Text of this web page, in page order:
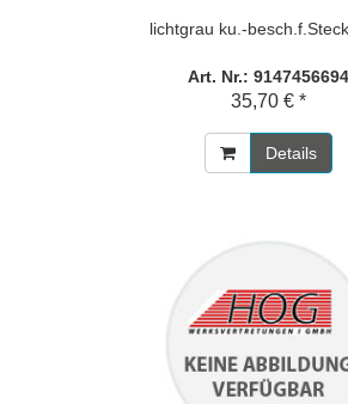
lichtgrau ku.-
Art. Nr.: 9147456694
35,70 € *
Details